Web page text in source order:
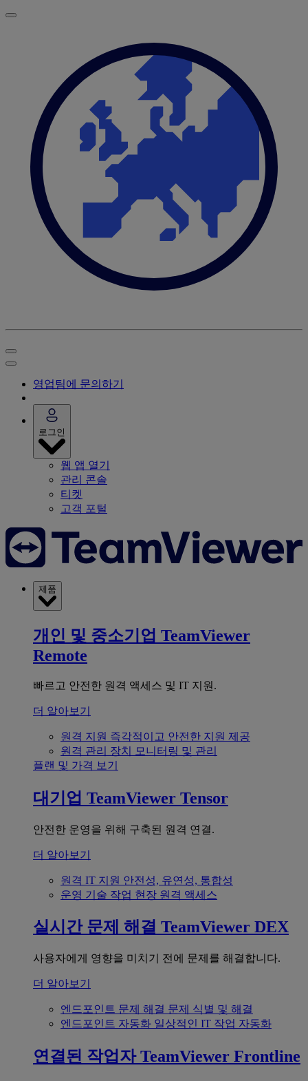
영업팀에 문의하기
로그인
웹 앱 열기
관리 콘솔
티켓
고객 포털
제품
개인 및 중소기업 TeamViewer
Remote
빠르고 안전한 원격 액세스 및 IT 지원.
더 알아보기
원격 지원 즉각적이고 안전한 지원 제공
원격 관리 장치 모니터링 및 관리
플랜 및 가격 보기
대기업 TeamViewer Tensor
안전한 운영을 위해 구축된 원격 연결.
더 알아보기
원격 IT 지원 안전성, 유연성, 통합성
운영 기술 작업 현장 원격 액세스
실시간 문제 해결 TeamViewer DEX
사용자에게 영향을 미치기 전에 문제를 해결합니다.
더 알아보기
엔드포인트 문제 해결 문제 식별 및 해결
엔드포인트 자동화 일상적인 IT 작업 자동화
연결된 작업자 TeamViewer Frontline